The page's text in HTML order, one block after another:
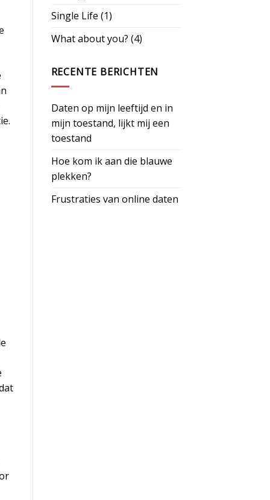
Single Life (1)
What about you? (4)
RECENTE BERICHTEN
Daten op mijn leeftijd en in
mijn toestand, lijkt mij een
toestand
Hoe kom ik aan die blauwe
plekken?
Frustraties van online daten